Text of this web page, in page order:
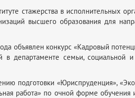
стажерства в исполнительных
высшего образования для
объявлен конкурс «Кадровый
в департаменте семьи, социальной
подготовки «Юриспруденция»,
работа» по очной форме